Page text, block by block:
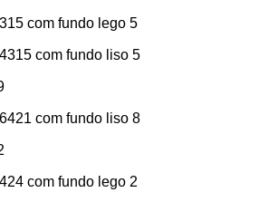
com fundo lego 5
com fundo liso 5
com fundo liso 8
com fundo lego 2